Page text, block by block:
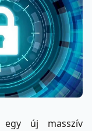
egy új masszív